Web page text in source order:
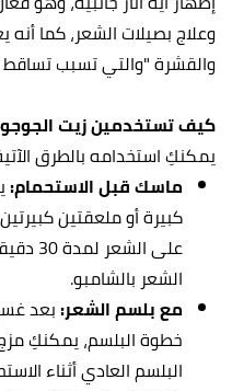
وعلاج بصيلات الشعر، كما
والقشرة "والتي تسبب تساقط
كيف تستخدمين زيت
يمكنكِ استخدامه بالطرق
ماسك قبل الاستحمام:
كبيرة أو ملعقتين
على
الشعر بالشامبو.
مع بلسم الشعر:بعد
خطوة البلسم، يمكنكِ